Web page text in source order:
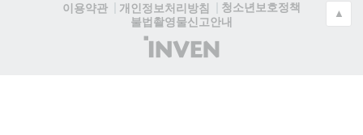
이용약관
개인정보처리방침
청소년보호정책
불법촬영물신고안내
(주)
인
▲